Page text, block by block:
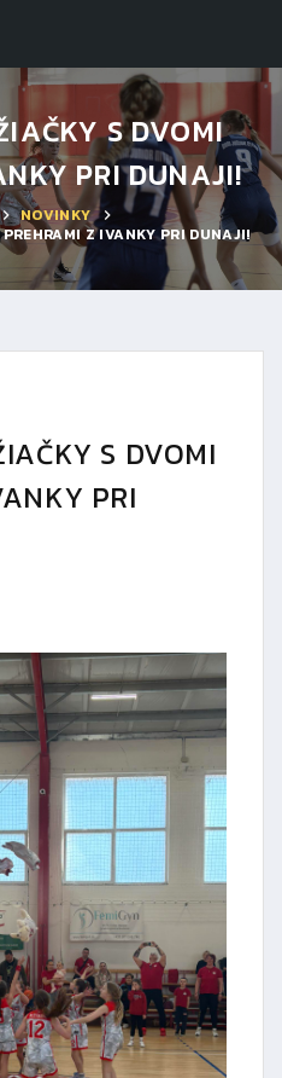
S DVOMI
PRI DUNAJI!
NOVINKY
Z IVANKY PRI DUNAJI!
S DVOMI
PRI